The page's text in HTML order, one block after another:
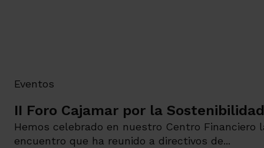
Eventos
II Foro Cajamar por la Sostenibilidad
Hemos celebrado en nuestro Centro
encuentro que ha reunido a directivos de...